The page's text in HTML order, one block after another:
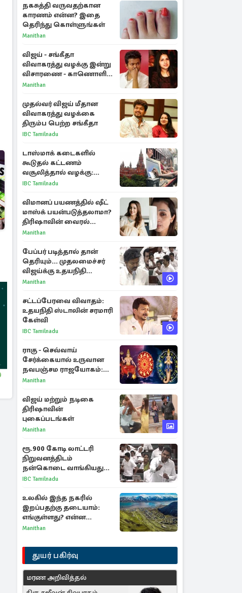
நகசுத்தி வருவதற்கான
காரணம் என்ன? இதை
தெரிந்து கொள்ளுங்கள்
Manithan
விஜய் - சங்கீதா
விவாகரத்து வழக்கு இன்று
விசாரணை - காணொளி
மூலம் ஆஜராக வாய்ப்பு
Manithan
முதல்வர் விஜய் மீதான
விவாகரத்து வழக்கை
திரும்ப பெற்ற சங்கீதா
IBC Tamilnadu
டாஸ்மாக் கடைகளில்
கூடுதல் கட்டணம்
வசூலித்தால் வழக்கு:
சென்னை உயர்நீதிமன்றம்
IBC Tamilnadu
விமானப் பயணத்தில் ஷீட்
மாஸ்க் பயன்படுத்தலாமா?
திரிஷாவின் வைரல்
செல்ஃபிக்கு மருத்துவர்
Manithan
பேப்பர் படித்தால் தான்
தெரியும்... முதலமைச்சர்
விஜய்க்கு உதயநிதி
ஸ்டாலின் பதிலடி
Manithan
சட்டப்பேரவை விவாதம்:
உதயநிதி ஸ்டாலின் சரமாரி
கேள்வி
IBC Tamilnadu
ராகு - செவ்வாய்
சேர்க்கையால் உருவான
நவபஞ்சம ராஜயோகம்:
அதிர்ஷ்டம் பெறும் 3
Manithan
விஜய் மற்றும் நடிகை
திரிஷாவின்
புகைப்படங்கள்
Manithan
ரூ.900 கோடி லாட்டரி
நிறுவனத்திடம்
நன்கொடை வாங்கியது
ஏன்? உதயநிதி - ஆதவ்
IBC Tamilnadu
உலகில் இந்த நகரில்
இறப்பதற்கு தடையாம்:
எங்குள்ளது? என்ன
காரணம் தெரியுமா?
Manithan
துயர் பகிர்வு
மரண அறிவித்தல்